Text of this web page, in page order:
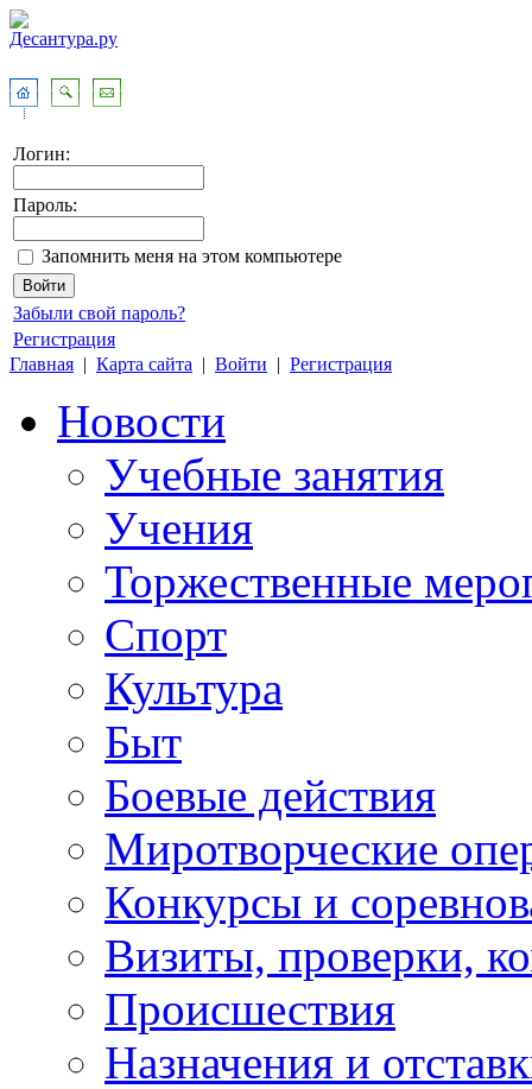
Логин:
Пароль:
Запомнить меня на этом компьютере
Забыли свой пароль?
Регистрация
Главная | Карта сайта | Войти | Регистрация
Новости
Учебные занятия
Учения
Торжественные
Спорт
Культура
Быт
Боевые действия
Миротворческие
Конкурсы и
Визиты, проверки,
Происшествия
Назначения и